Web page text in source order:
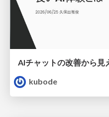
kubode